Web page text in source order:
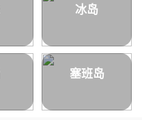
冰岛
塞班岛
2018年正式成立，是国